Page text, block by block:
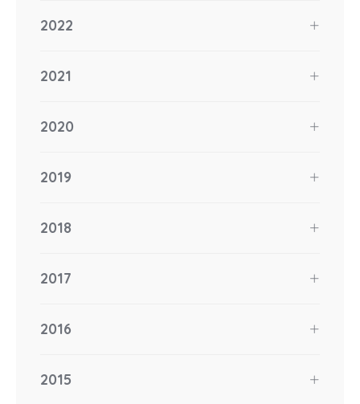
2022
2021
2020
2019
2018
2017
2016
2015